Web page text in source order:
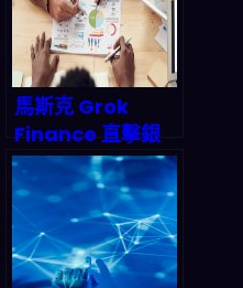
馬斯克 Grok
Finance 直擊銀
行貸款業！AI語言
模型結合強化學
習，如何在2027
年重塑金融風險模
型與自動交易？